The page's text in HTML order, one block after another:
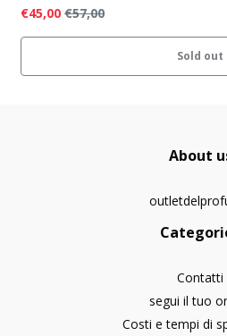
€45,00 €57,00
Sold out
About
Contatti
segui il tuo
Costi e tempi di